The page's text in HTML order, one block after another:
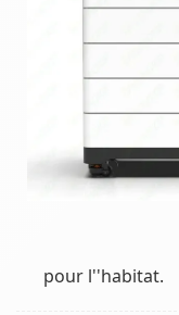
pour l''habitat.